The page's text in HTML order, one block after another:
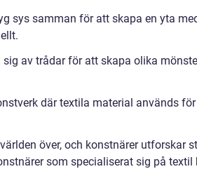
sys samman för att skapa en yta
av trådar för att skapa olika
där textila material används
över, och konstnärer utforskar
som specialiserat sig på